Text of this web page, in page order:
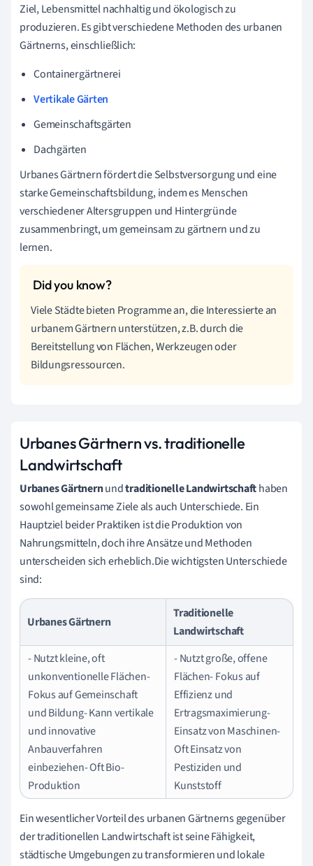
Ziel, Lebensmittel nachhaltig und ökologisch zu
produzieren. Es gibt verschiedene Methoden des urbanen
Gärtnerns, einschließlich:
Containergärtnerei
Vertikale Gärten
Gemeinschaftsgärten
Dachgärten
Urbanes Gärtnern fördert die Selbstversorgung und eine
starke Gemeinschaftsbildung, indem es Menschen
verschiedener Altersgruppen und Hintergründe
zusammenbringt, um gemeinsam zu gärtnern und zu
lernen.
Viele Städte bieten Programme an, die Interessierte an
urbanem Gärtnern unterstützen, z.B. durch die
Bereitstellung von Flächen, Werkzeugen oder
Bildungsressourcen.
Urbanes Gärtnern vs. traditionelle
Landwirtschaft
Urbanes Gärtnernundtraditionelle Landwirtschafthaben
sowohl gemeinsame Ziele als auch Unterschiede. Ein
Hauptziel beider Praktiken ist die Produktion von
Nahrungsmitteln, doch ihre Ansätze und Methoden
unterscheiden sich erheblich.Die wichtigsten Unterschiede
sind:
Urbanes Gärtnern
Traditionelle
Landwirtschaft
- Nutzt kleine, oft
unkonventionelle Flächen-
Fokus auf Gemeinschaft
und Bildung- Kann vertikale
und innovative
Anbauverfahren
einbeziehen- Oft Bio-
Produktion
- Nutzt große, offene
Flächen- Fokus auf
Effizienz und
Ertragsmaximierung-
Einsatz von Maschinen-
Oft Einsatz von
Pestiziden und
Kunststoff
Ein wesentlicher Vorteil des urbanen Gärtnerns gegenüber
der traditionellen Landwirtschaft ist seine Fähigkeit,
städtische Umgebungen zu transformieren und lokale